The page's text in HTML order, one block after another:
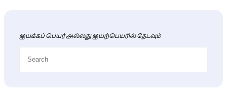
இயக்கப் பெயர் அல்லது இயற்பெயரில் தேடவும்